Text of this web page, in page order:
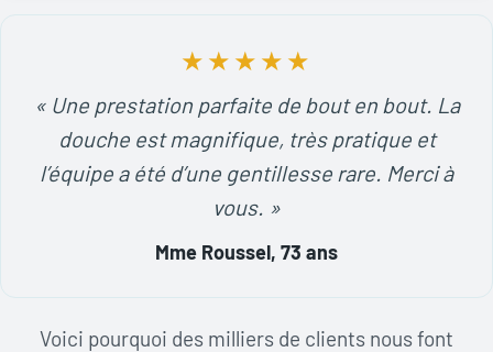
★★★★★
« Une prestation parfaite de bout en bout. La
douche est magnifique, très pratique et
l’équipe a été d’une gentillesse rare. Merci à
vous. »
Mme Roussel, 73 ans
Voici pourquoi des milliers de clients nous font